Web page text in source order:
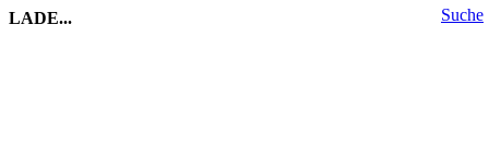
Suche
LADE...